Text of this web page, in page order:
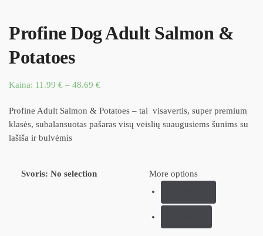
Profine Dog Adult Salmon &
Potatoes
Kaina: 11.99 € – 48.69 €
Profine Adult Salmon & Potatoes – tai visavertis, super premium
klasės, subalansuotas pašaras visų veislių suaugusiems šunims su
lašiša ir bulvėmis
Svoris: No selection More options